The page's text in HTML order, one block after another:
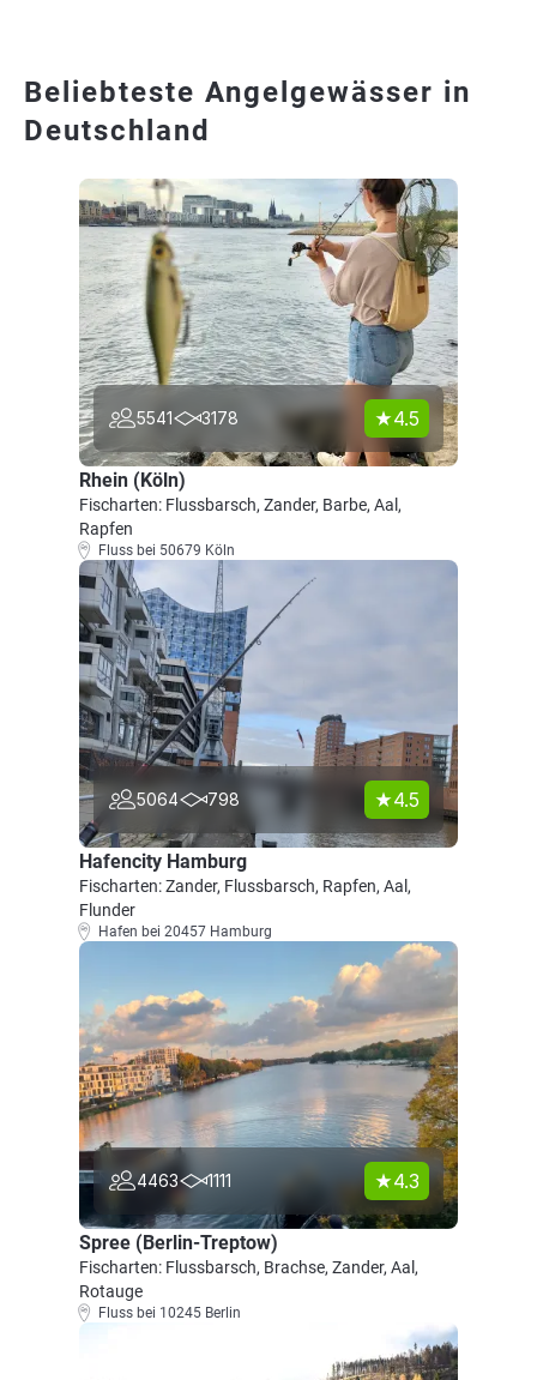
Beliebteste Angelgewässer in
Deutschland
5541 3178 4.5
Rhein (Köln)
Fischarten: Flussbarsch, Zander, Barbe, Aal,
Rapfen
Fluss bei 50679 Köln
5064 798 4.5
Hafencity Hamburg
Fischarten: Zander, Flussbarsch, Rapfen, Aal,
Flunder
Hafen bei 20457 Hamburg
4463 1111 4.3
Spree (Berlin-Treptow)
Fischarten: Flussbarsch, Brachse, Zander, Aal,
Rotauge
Fluss bei 10245 Berlin